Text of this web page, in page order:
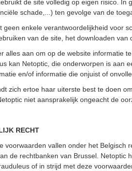
de site volledig op eigen risico.
schade,...) ten gevolge van de
geen enkele verantwoordelijkheid voor
van de site, het downloaden
alles aan om op de website informatie
kan Netoptic, die onderworpen is aan
en/of informatie die onjuist of
zich ertoe haar uiterste best te doen
niet aansprakelijk ongeacht de
RECHT
voorwaarden vallen onder het Belgisch
de rechtbanken van Brussel.
of in strijd met deze